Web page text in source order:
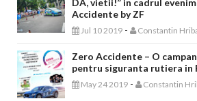
DA, vietii!” in cadrul
Accidente by ZF
Jul 10 2019 - Constantin
Zero Accidente – O
pentru siguranta rutiera in
May 24 2019 - Constantin